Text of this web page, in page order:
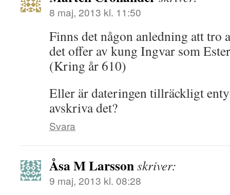
8 maj, 2013 kl. 11:50
Finns det någon anledning att tro
det offer av kung Ingvar som
(Kring år 610)
Eller är dateringen tillräckligt
avskriva det?
Svara
Åsa M Larssonskriver:
9 maj, 2013 kl. 08:28